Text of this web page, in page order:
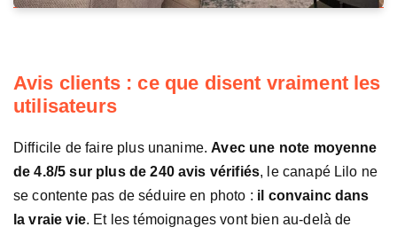
Avis clients : ce que disent vraiment les
utilisateurs
Difficile de faire plus unanime.Avec une note moyenne
de 4.8/5 sur plus de 240 avis vérifiés, le canapé Lilo ne
se contente pas de séduire en photo : il convainc dans
la vraie vie. Et les témoignages vont bien au-delà de